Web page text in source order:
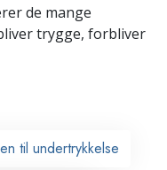
de mange
trygge, forbliver
til undertrykkelse